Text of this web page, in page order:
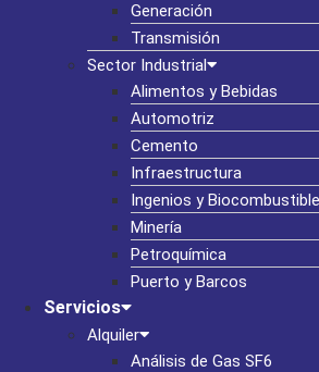
Generación
Transmisión
Sector Industrial
Alimentos y Bebidas
Automotriz
Cemento
Infraestructura
Ingenios y
Minería
Petroquímica
Puerto y Barcos
Servicios
Alquiler
Análisis de Gas SF6